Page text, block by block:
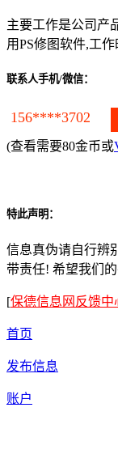
主要工作是公司产
用PS修图软件,工
联系人手机/微信：
156****3702
(查看需要80金币或
特此声明：
信息真伪请自行辨
带责任! 希望我们
[保德信息网反馈中
首页
发布信息
账户